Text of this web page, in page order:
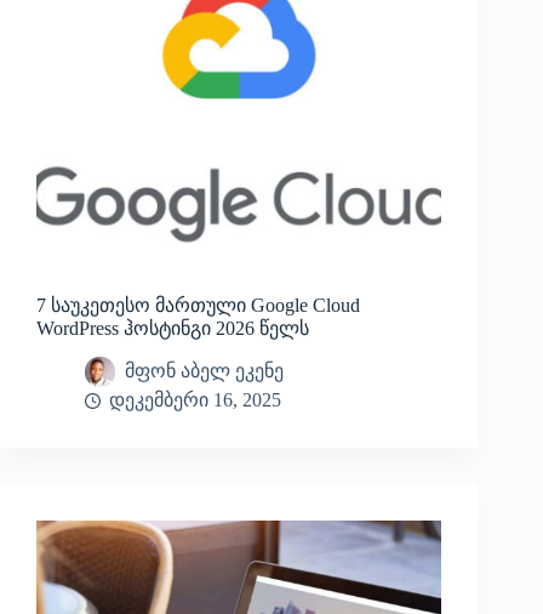
7 საუკეთესო მართული Google Cloud
WordPress ჰოსტინგი 2026 წელს
მფონ აბელ ეკენე
დეკემბერი 16, 2025